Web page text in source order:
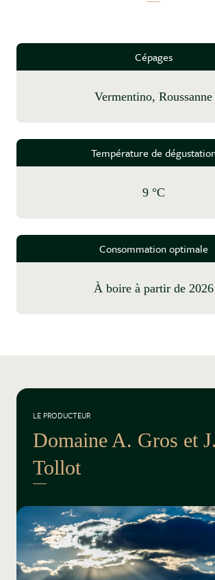
Cépages
Vermentino, Roussanne
Température de
9 °C
Consommation optimale
à boire à partir de 2026
LE PRODUCTEUR
Domaine A. Gros et
Tollot